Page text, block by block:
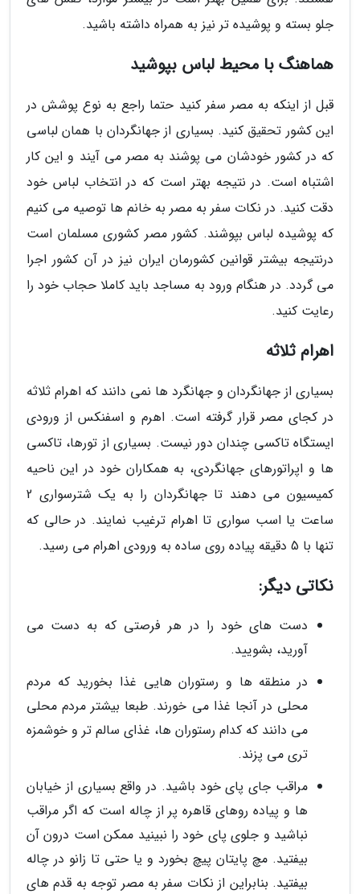
جلو بسته و پوشیده تر نیز به همراه داشته باشید.
هماهنگ با محیط لباس بپوشید
قبل از اینکه به مصر سفر کنید حتما راجع به نوع پوشش در
این کشور تحقیق کنید. بسیاری از جهانگردان با همان لباسی
که در کشور خودشان می پوشند به مصر می آیند و این کار
اشتباه است. در نتیجه بهتر است که در انتخاب لباس خود
دقت کنید. در نکات سفر به مصر به خانم ها توصیه می کنیم
که پوشیده لباس بپوشند. کشور مصر کشوری مسلمان است
درنتیجه بیشتر قوانین کشورمان ایران نیز در آن کشور اجرا
می گردد. در هنگام ورود به مساجد باید کاملا حجاب خود را
رعایت کنید.
اهرام ثلاثه
بسیاری از جهانگردان و جهانگرد ها نمی دانند که اهرام ثلاثه
در کجای مصر قرار گرفته است. اهرم و اسفنکس از ورودی
ایستگاه تاکسی چندان دور نیست. بسیاری از تورها، تاکسی
ها و اپراتورهای جهانگردی، به همکاران خود در این ناحیه
کمیسیون می دهند تا جهانگردان را به یک شترسواری 2
ساعت یا اسب سواری تا اهرام ترغیب نمایند. در حالی که
تنها با 5 دقیقه پیاده روی ساده به ورودی اهرام می رسید.
نکاتی دیگر:
دست های خود را در هر فرصتی که به دست می
آورید، بشویید.
در منطقه ها و رستوران هایی غذا بخورید که مردم
محلی در آنجا غذا می خورند. طبعا بیشتر مردم محلی
می دانند که کدام رستوران ها، غذای سالم تر و خوشمزه
تری می پزند.
مراقب جای پای خود باشید. در واقع بسیاری از خیابان
ها و پیاده روهای قاهره پر از چاله است که اگر مراقب
نباشید و جلوی پای خود را نبینید ممکن است درون آن
بیفتید. مچ پایتان پیچ بخورد و یا حتی تا زانو در چاله
بیفتید. بنابراین از نکات سفر به مصر توجه به قدم های